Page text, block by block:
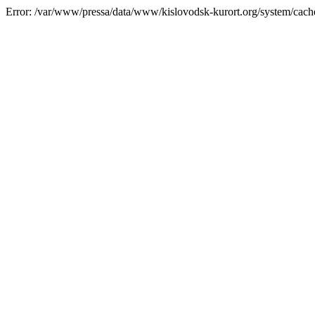
Error: /var/www/pressa/data/www/kislovodsk-kurort.org/system/